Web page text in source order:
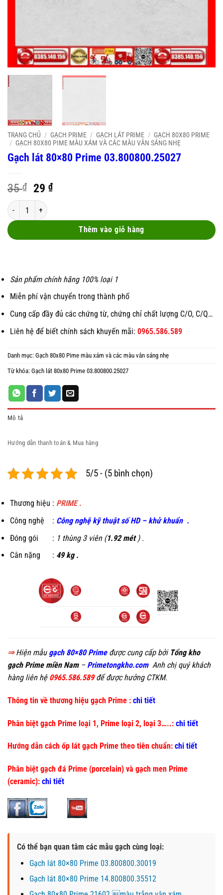
TRANG CHỦ / GẠCH PRIME / GẠCH LÁT PRIME / GẠCH 80X80 PRIME
/ GẠCH 80X80 PIME MÀU XÁM VÀ CÁC MÀU VÂN SÁNG NHẸ
Gạch lát 80×80 Prime 03.800800.25027
35₫
Original
price
was:
35 ₫.
29₫Current
29 ₫.
Gạch lát 80x80 Prime 03.800800.25027 số lượng
Thêm vào giỏ hàng
Sản phẩm chính hãng 100% loại 1
Miễn phí vận chuyển trong thành phố
Cung cấp đầy đủ các chứng từ, chứng chỉ chất lượng C/O, C/Q…
Liên hệ để biết chính sách khuyến mãi: 0965.586.589
Danh mục: Gạch 80x80 Pime màu xám và các màu vân sáng nhẹ
Từ khóa: Gạch lát 80x80 Prime 03.800800.25027
Mô tả
Hướng dẫn thanh toán & Mua hàng
5/5 - (5 bình chọn)
Thương hiệu : PRIME.
Công nghệ : Công nghệ kỹ thuật số HD– khử khuẩn .
Đóng gói : 1 thùng 3 viên (1.92 mét) .
Cân nặng : 49 kg .
⇒Hiện mẫu gạch 80×80 Prime được cung cấp bởi Tổng kho
gạch Prime miền Nam– Primetongkho.com Anh chị quý khách
hàng liên hệ 0965.586.589để được hưởng CTKM.
Thông tin về thương hiệu gạch Prime : chi tiết
Phân biệt gạch Prime loại 1, Prime loại 2, loại 3…..: chi tiết
Hướng dẫn cách ốp lát gạch Prime theo tiên chuẩn: chi tiết
Phân biệt gạch đá Prime (porcelain) và gạch men Prime
(ceramic): chi tiết
Có thể bạn quan tâm các mẫu gạch cùng loại:
Gạch lát 80×80 Prime 03.800800.30019
Gạch lát 80×80 Prime 14.800800.35512